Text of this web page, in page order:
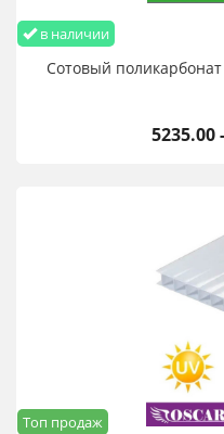
в наличии
Сотовый
5235.00
Топ продаж